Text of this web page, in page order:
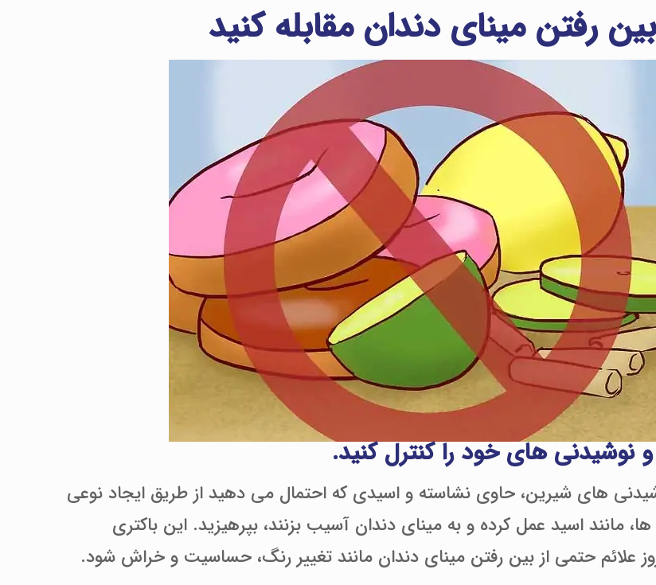
بین رفتن مینای دندان مقابله کنید
های شیرین، حاوی نشاسته و اسیدی که احتمال می دهید از طریق ایجاد نوعی
مانند اسید عمل کرده و به مینای دندان آسیب بزنند، بپرهیزید. این باکتری
علائم حتمی از بین رفتن مینای دندان مانند تغییر رنگ، حساسیت و خراش شود.